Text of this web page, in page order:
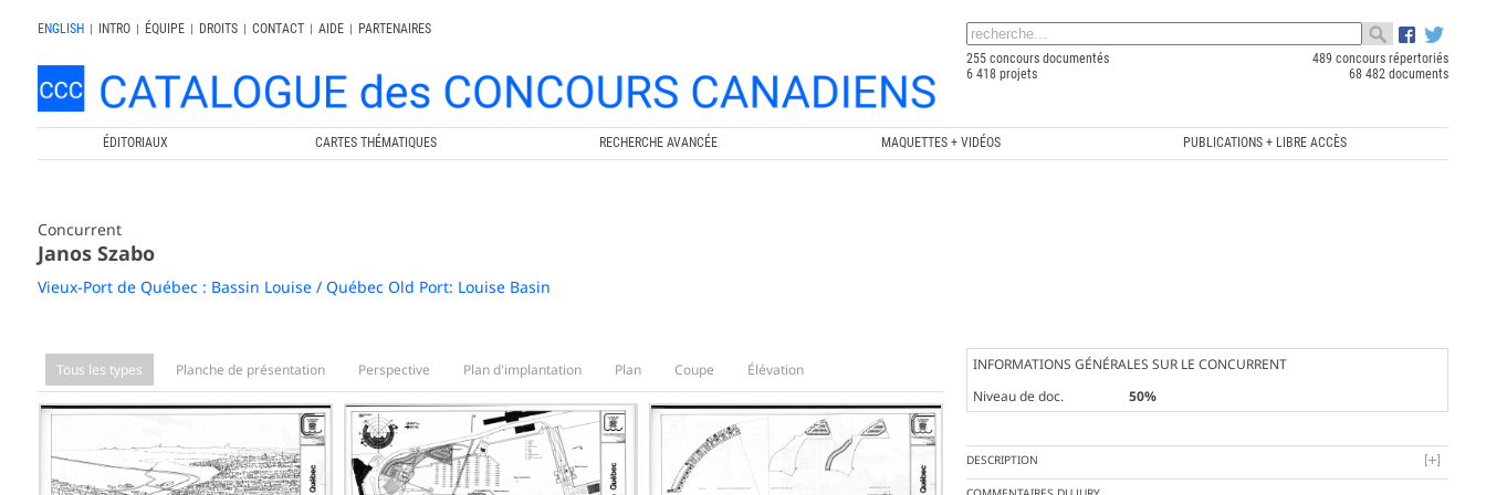
ENGLISH | INTRO | ÉQUIPE | DROITS | CONTACT | AIDE |
PARTENAIRES
255 concours documentés
489 concours répertoriés
6 418 projets
68 482 documents
ÉDITORIAUX CARTES THÉMATIQUES RECHERCHE AVANCÉE MAQUETTES + VIDÉOS PUBLICATIONS + LIBRE ACCÈS
Concurrent
Janos Szabo
Vieux-Port de Québec : Bassin Louise / Québec Old Port: Louise Basin
Tous les types Planche de présentation Perspective Plan d'implantation Plan Coupe Élévation
INFORMATIONS GÉNÉRALES SUR LE CONCURRENT
Niveau de doc.
50%
DESCRIPTION